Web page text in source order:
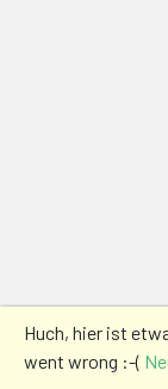
Huch, hier ist
went wrong :-(